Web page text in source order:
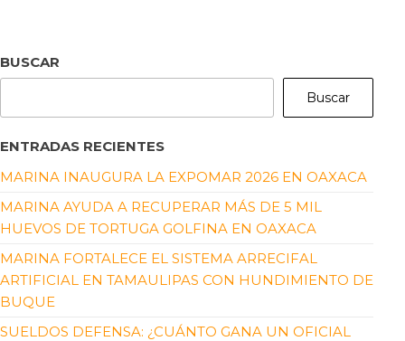
BUSCAR
Buscar
ENTRADAS RECIENTES
MARINA INAUGURA LA EXPOMAR 2026 EN OAXACA
MARINA AYUDA A RECUPERAR MÁS DE 5 MIL
HUEVOS DE TORTUGA GOLFINA EN OAXACA
MARINA FORTALECE EL SISTEMA ARRECIFAL
ARTIFICIAL EN TAMAULIPAS CON HUNDIMIENTO DE
BUQUE
SUELDOS DEFENSA: ¿CUÁNTO GANA UN OFICIAL